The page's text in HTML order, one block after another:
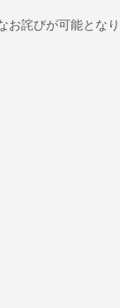
お詫びが可能となり